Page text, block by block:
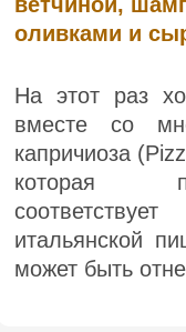
оливками и
На этот раз
вместе со
капричиоза
которая
итальянской
может быть